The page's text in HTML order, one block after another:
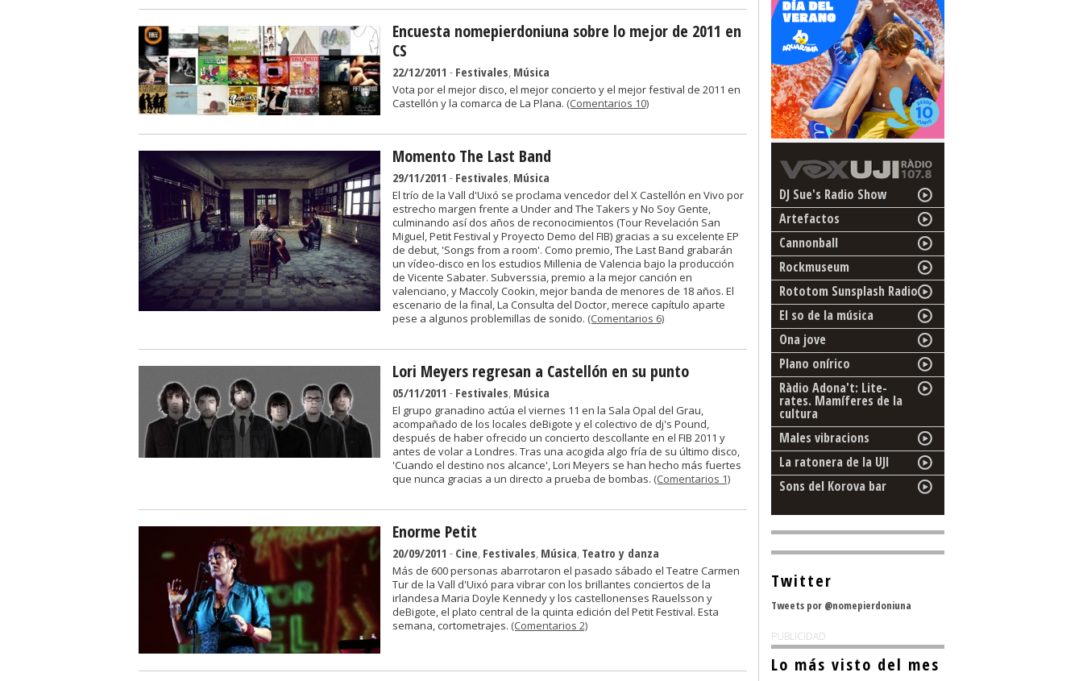
Encuesta nomepierdoniuna sobre lo mejor de 2011 en
CS
22/12/2011 - Festivales, Música
Vota por el mejor disco, el mejor concierto y el mejor festival de 2011 en
Castellón y la comarca de La Plana. (Comentarios 10)
Momento The Last Band
29/11/2011 - Festivales, Música
El trío de la Vall d'Uixó se proclama vencedor del X Castellón en Vivo por
estrecho margen frente a Under and The Takers y No Soy Gente,
culminando así dos años de reconocimientos (Tour Revelación San
Miguel, Petit Festival y Proyecto Demo del FIB) gracias a su excelente EP
de debut, 'Songs from a room'. Como premio, The Last Band grabarán
un vídeo-disco en los estudios Millenia de Valencia bajo la producción
de Vicente Sabater. Subverssia, premio a la mejor canción en
valenciano, y Maccoly Cookin, mejor banda de menores de 18 años. El
escenario de la final, La Consulta del Doctor, merece capítulo aparte
pese a algunos problemillas de sonido. (Comentarios 6)
Lori Meyers regresan a Castellón en su punto
05/11/2011 - Festivales, Música
El grupo granadino actúa el viernes 11 en la Sala Opal del Grau,
acompañado de los locales deBigote y el colectivo de dj's Pound,
después de haber ofrecido un concierto descollante en el FIB 2011 y
antes de volar a Londres. Tras una acogida algo fría de su último disco,
'Cuando el destino nos alcance', Lori Meyers se han hecho más fuertes
que nunca gracias a un directo a prueba de bombas. (Comentarios 1)
Enorme Petit
20/09/2011 - Cine, Festivales, Música, Teatro y danza
Más de 600 personas abarrotaron el pasado sábado el Teatre Carmen
Tur de la Vall d'Uixó para vibrar con los brillantes conciertos de la
irlandesa Maria Doyle Kennedy y los castellonenses Rauelsson y
deBigote, el plato central de la quinta edición del Petit Festival. Esta
semana, cortometrajes. (Comentarios 2)
DJ Sue's Radio Show
Artefactos
Cannonball
Rockmuseum
Rototom Sunsplash Radio
El so de la música
Ona jove
Plano onírico
Ràdio Adona't: Lite-
rates. Mamíferes de la
cultura
Males vibracions
La ratonera de la UJI
Sons del Korova bar
Twitter
Tweets por @nomepierdoniuna
PUBLICIDAD
Lo más visto del mes